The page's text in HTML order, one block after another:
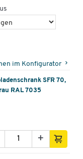
im Konfigurator
SFR 70,
RAL 7035
+